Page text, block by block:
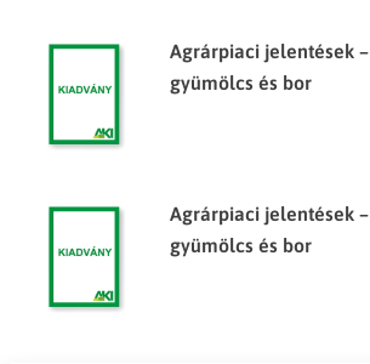
Agrárpiaci jelentések
gyümölcs és bor
Agrárpiaci jelentések
gyümölcs és bor